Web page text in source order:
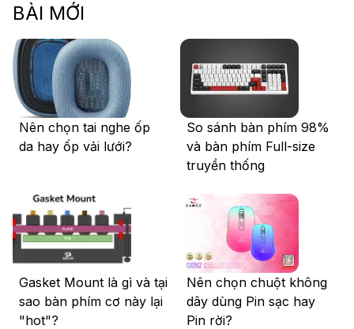
BÀI MỚI
Nên chọn tai nghe ốp
da hay ốp vải lưới?
So sánh bàn phím 98%
và bàn phím Full-size
truyền thống
Gasket Mount là gì và tại
sao bàn phím cơ này lại
"hot"?
Nên chọn chuột không
dây dùng Pin sạc hay
Pin rời?